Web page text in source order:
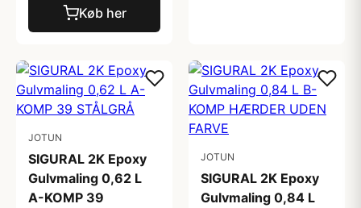
Køb her
JOTUN
SIGURAL 2K Epoxy
Gulvmaling 0,62 L
A-KOMP 39
JOTUN
SIGURAL 2K Epoxy
Gulvmaling 0,84 L